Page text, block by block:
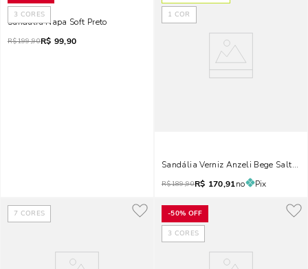
3 CORES
Sandália Napa Soft Preto
R$199,90R$ 99,90
1 COR
Sandália Verniz Anzeli Bege Salto
R$189,90R$ 170,91no Pix
7 CORES -50% OFF
3 CORES